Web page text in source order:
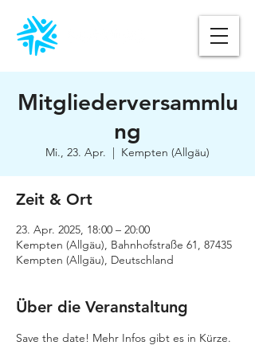
Mitgliederversammlu
ng
Mi., 23. Apr.
  |
Kempten (Allgäu)
Zeit & Ort
23. Apr. 2025, 18:00 – 20:00
Kempten (Allgäu), Bahnhofstraße 61, 87435
Kempten (Allgäu), Deutschland
Über die Veranstaltung
Save the date! Mehr Infos gibt es in Kürze.